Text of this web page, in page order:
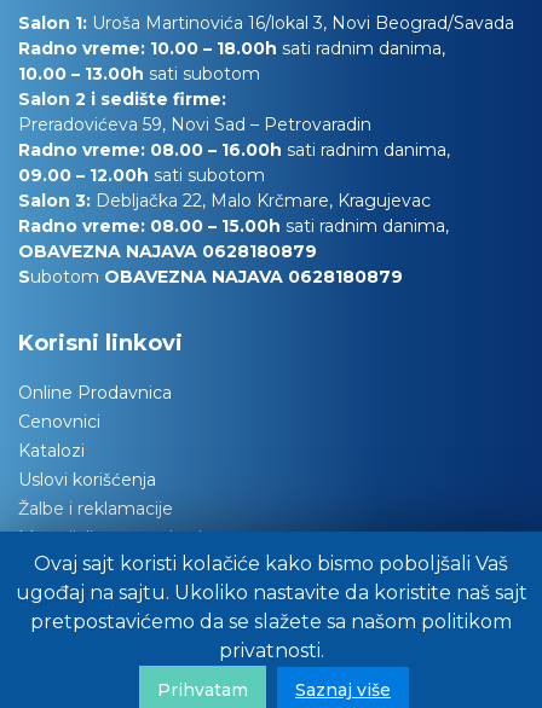
Ovaj sajt koristi kolačiće kako bismo poboljšali Vaš
ugođaj na sajtu. Ukoliko nastavite da koristite naš sajt
pretpostavićemo da se slažete sa našom politikom
privatnosti.
Prihvatam Saznaj više
Salon 1: Uroša Martinovića 16/lokal 3, Novi Beograd/Savada
Radno vreme: 10.00 – 18.00h sati radnim danima,
10.00 – 13.00h sati subotom
Salon 2 i sedište firme:
Preradovićeva 59, Novi Sad – Petrovaradin
Radno vreme: 08.00 – 16.00h sati radnim danima,
09.00 – 12.00h sati subotom
Salon 3: Debljačka 22, Malo Krčmare, Kragujevac
Radno vreme: 08.00 – 15.00h sati radnim danima,
OBAVEZNA NAJAVA 0628180879
Subotom OBAVEZNA NAJAVA 0628180879
Korisni linkovi
Online Prodavnica
Cenovnici
Katalozi
Uslovi korišćenja
Žalbe i reklamacije
Materijali za tapaciranje
Održavanje nameštaja
Važna obaveštenja
Preuzimanje robe
Pitajte stručnjake za savet
FAQ/Često nas pitate